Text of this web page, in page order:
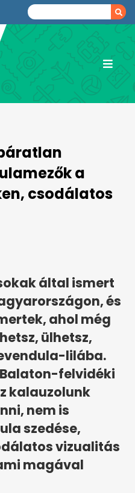
a
csodálatos
által ismert
és
ahol még
ülhetsz,
lilába.
felvidéki
kalauzolunk
nem is
szedése,
vizualitás
magával